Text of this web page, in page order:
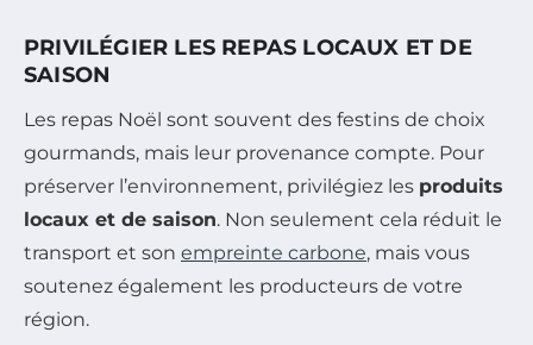
PRIVILÉGIER LES REPAS LOCAUX ET DE
SAISON
Les repas Noël sont souvent des festins de choix
gourmands, mais leur provenance compte. Pour
préserver l’environnement, privilégiez les produits
locaux et de saison. Non seulement cela réduit le
transport et son empreinte carbone, mais vous
soutenez également les producteurs de votre
région.